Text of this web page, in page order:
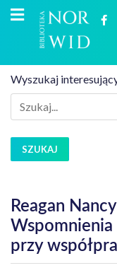
Wyszukaj
SZUKAJ
Reagan
Wspomnienia
przy